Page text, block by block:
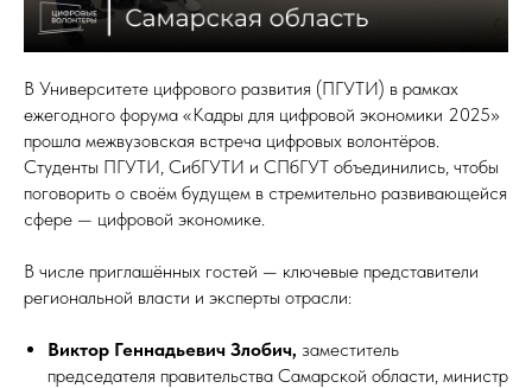
В Университете цифрового развития (ПГУТИ) в рамках
ежегодного форума «Кадры для цифровой экономики 2025»
прошла межвузовская встреча цифровых волонтёров.
Студенты ПГУТИ, СибГУТИ и СПбГУТ объединились, чтобы
поговорить о своём будущем в стремительно развивающейся
сфере — цифровой экономике.
В числе приглашённых гостей — ключевые представители
региональной власти и эксперты отрасли:
Виктор Геннадьевич Злобич, заместитель
председателя правительства Самарской области, министр